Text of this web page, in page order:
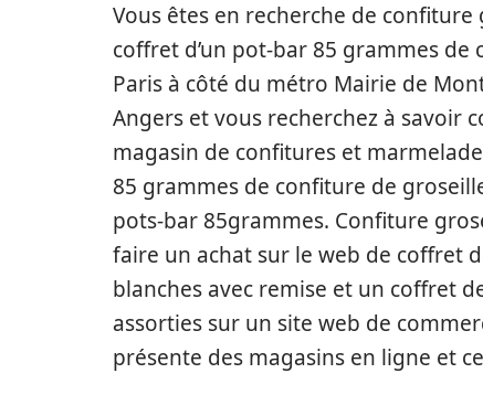
Vous êtes en recherche de
coffret d’un pot-bar 85 grammes
Paris à côté du métro Mairie de
Angers et vous recherchez à
magasin de confitures et
85 grammes de confiture de
pots-bar 85grammes. Confiture
faire un achat sur le web de coffret
blanches avec remise et un coffret
assorties sur un site web de
présente des magasins en ligne et